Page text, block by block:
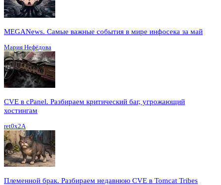
MEGANews. Cамые важные события в мире инфосека за май
Мария Нефёдова
CVE в cPanel. Разбираем критический баг, угрожающий
хостингам
ret0x2A
Племенной брак. Разбираем недавнюю CVE в Tomcat Tribes